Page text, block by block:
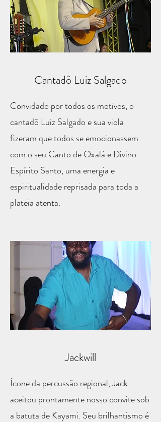
Cantadô Luiz Salgado
Convidado por todos os motivos, o
cantadô Luiz Salgado e sua viola
fizeram que todos se emocionassem
com o seu Canto de Oxalá e Divino
Espírito Santo, uma energia e
espiritualidade reprisada para toda a
plateia atenta.
Jackwill
Ícone da percussão regional, Jack
aceitou prontamente nosso convite sob
a batuta de Kayami. Seu brilhantismo é